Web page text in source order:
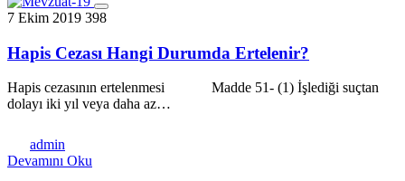
7 Ekim 2019 398
Hapis Cezası Hangi Durumda Ertelenir?
Hapis cezasının ertelenmesi Madde 51- (1) İşlediği suçtan
dolayı iki yıl veya daha az…
admin
Devamını Oku